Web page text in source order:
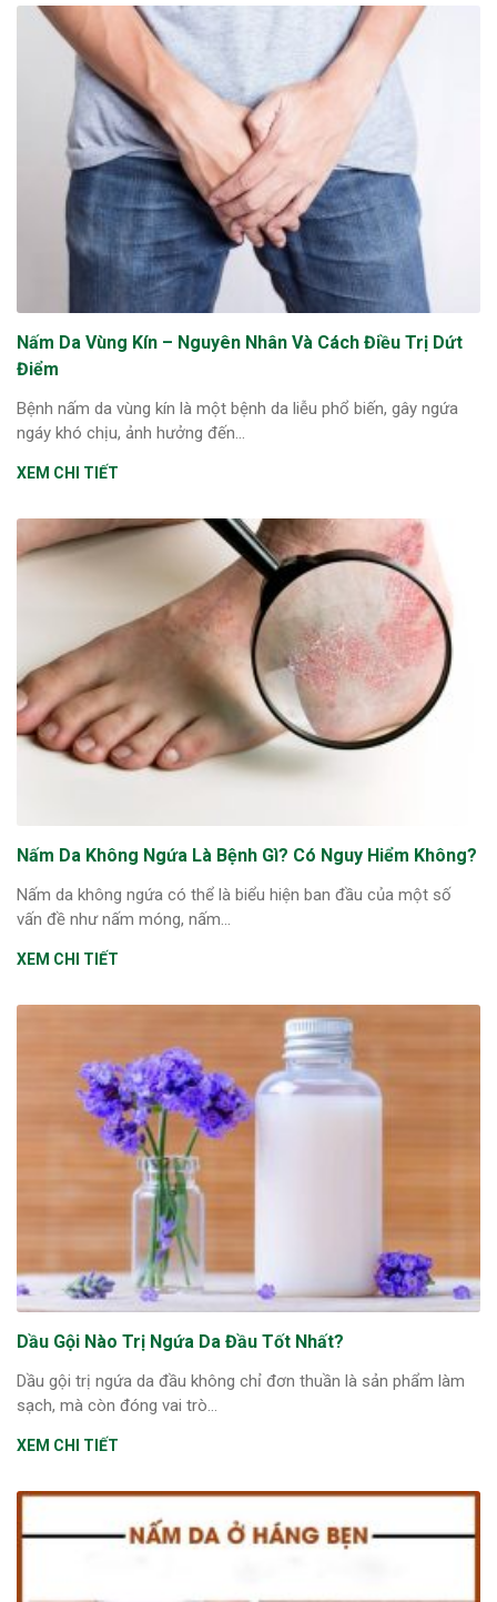
Nấm Da Vùng Kín – Nguyên Nhân Và Cách Điều Trị Dứt
Điểm
Bệnh nấm da vùng kín là một bệnh da liễu phổ biến, gây ngứa
ngáy khó chịu, ảnh hưởng đến...
XEM CHI TIẾT
Nấm Da Không Ngứa Là Bệnh Gì? Có Nguy Hiểm Không?
Nấm da không ngứa có thể là biểu hiện ban đầu của một số
vấn đề như nấm móng, nấm...
XEM CHI TIẾT
Dầu Gội Nào Trị Ngứa Da Đầu Tốt Nhất?
Dầu gội trị ngứa da đầu không chỉ đơn thuần là sản phẩm làm
sạch, mà còn đóng vai trò...
XEM CHI TIẾT